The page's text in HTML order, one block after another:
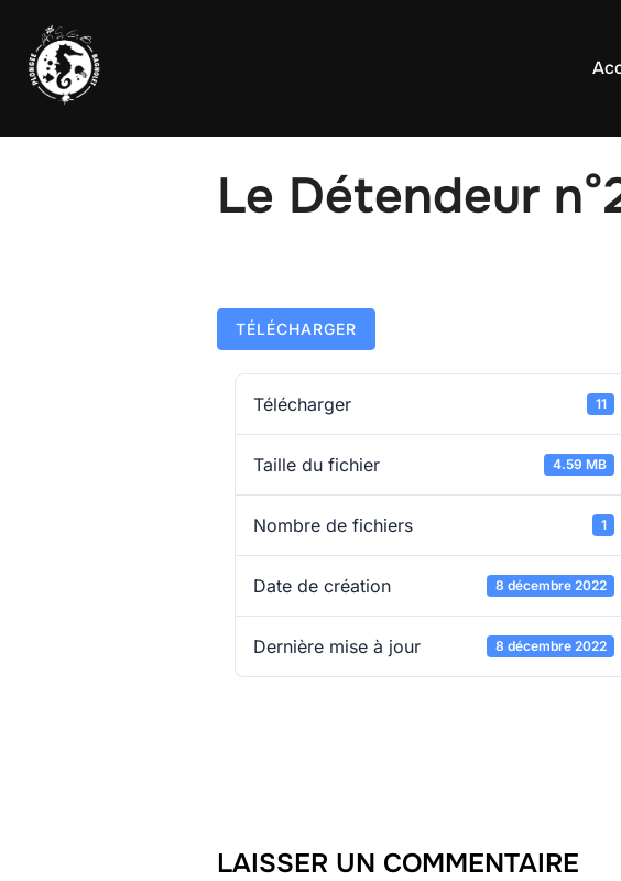
Le Détendeur
TÉLÉCHARGER
Télécharger 11
Taille du fichier 4.59 MB
Nombre de fichiers 1
Date de création 8 décembre 2022
Dernière mise à jour 8 décembre 2022
LAISSER UN COMMENTAIRE